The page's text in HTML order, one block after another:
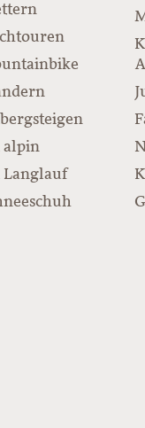
alpin
Langlauf